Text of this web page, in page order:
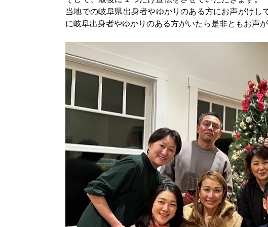
当地での岐阜県出身者やゆかりのある方にお声がけし
に岐阜出身者やゆかりのある方がいたら是非ともお声が